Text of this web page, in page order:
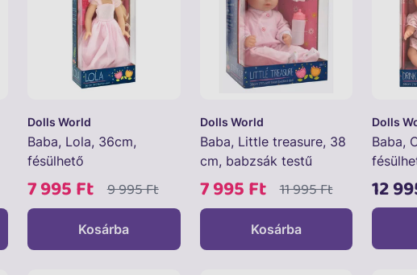
Dolls World
Baba, Lola, 36cm,
fésülhető
7 995 Ft 9 995 Ft
Kosárba
Dolls World
Baba, Little treasure, 38
cm, babzsák testű
7 995 Ft 11 995 Ft
Kosárba
Dolls
Baba,
12